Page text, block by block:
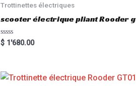
Trottinettes électriques
scooter électrique pliant Rooder
R
a
0
o
$1'680.00